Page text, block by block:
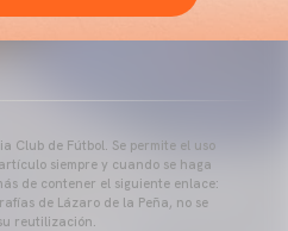
Club de Fútbol. Se permite el uso
siempre y cuando se haga
de contener el siguiente enlace:
de Lázaro de la Peña, no se
reutilización.